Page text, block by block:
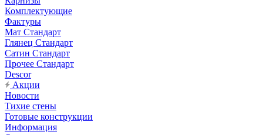
Комплектующие
Фактуры
Мат Стандарт
Глянец Стандарт
Сатин Стандарт
Прочее Стандарт
Descor
Акции
Новости
Тихие стены
Готовые конструкции
Информация